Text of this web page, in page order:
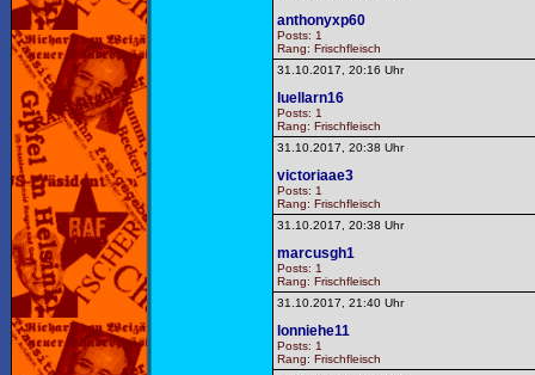
anthonyxp60
Posts: 1
Rang: Frischfleisch
31.10.2017, 20:16 Uhr
luellarn16
Posts: 1
Rang: Frischfleisch
31.10.2017, 20:38 Uhr
victoriaae3
Posts: 1
Rang: Frischfleisch
31.10.2017, 20:38 Uhr
marcusgh1
Posts: 1
Rang: Frischfleisch
31.10.2017, 21:40 Uhr
lonniehe11
Posts: 1
Rang: Frischfleisch